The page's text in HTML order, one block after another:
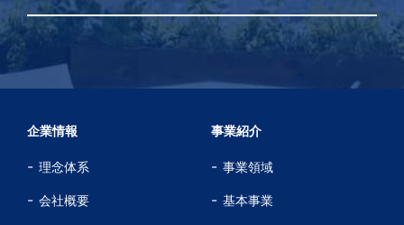
企業情報
理念体系
会社概要
事業紹介
事業領域
基本事業